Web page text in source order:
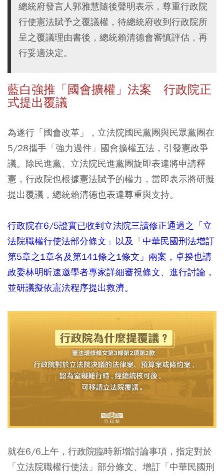
總統府發言人郭雅慧隨後聲明表示，尊重行政院
行使憲法賦予之覆議權，待總統府收到行政院所
呈之覆議理由書後，總統賴清德會審慎評估，再
行妥適決定。
藍白強推「國會擴權」法案 行政院正
式提出覆議
為遂行「國會改革」，立法院國民黨團與民眾黨團在
5/28攜手「強力過件」國會擴權五法，引發憲政爭
議。除民進黨、立法院民進黨團旋即表達將申請釋
憲，行政院也根據憲法賦予的權力，當即表示將研擬
提出覆議，總統賴清德也表達尊重與支持。
行政院在6/5證實已收到立法院三讀修正通過之「立
法院職權行使法部分條文」以及「中華民國刑法增訂
第5章之1章名及第141條之1條文」兩案，卓揆也請
政委林明昕速邀學者專家詳細審視條文、進行討論，
並研議擬依憲法程序提出救濟。
就在6/6上午，行政院臨時新增討論事項，指定對於
「立法院職權行使法」部分條文、增訂「中華民國刑